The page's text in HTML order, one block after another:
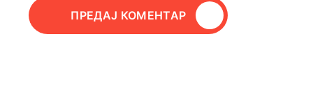
ПРЕДАЈ КОМЕНТАР